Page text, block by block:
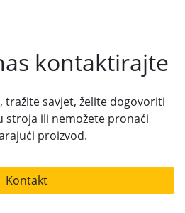
kontaktirajte
tražite savjet, želite dogovoriti
stroja ili nemožete pronaći
proizvod.
Kontakt